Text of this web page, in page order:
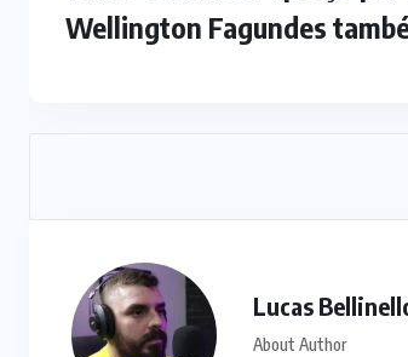
Wellington Fagundes
Lucas
About Author